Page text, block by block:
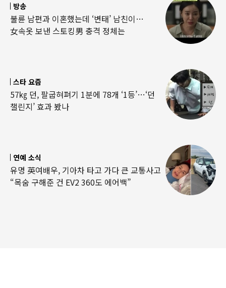
방송
불륜 남편과 이혼했는데 ‘변태’ 남친이…
女속옷 보낸 스토킹男 충격 정체는
스타 요즘
57㎏ 던, 팔굽혀펴기 1분에 78개 ‘1등’…‘던
챌린지’ 효과 봤나
연예 소식
유명 英여배우, 기아차 타고 가다 큰 교통사고
“목숨 구해준 건 EV2 360도 에어백”